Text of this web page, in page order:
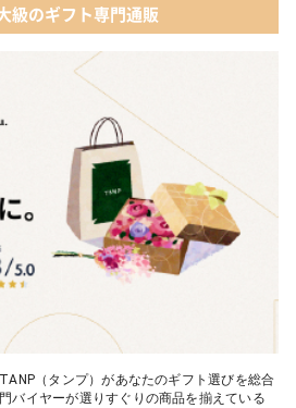
級のギフト専門通販
（タンプ）があなたのギフト選びを総合
バイヤーが選りすぐりの商品を揃えている